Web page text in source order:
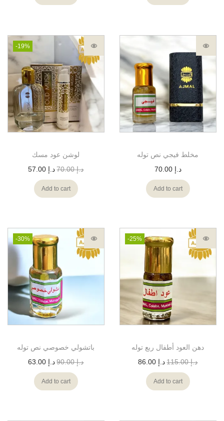
-19%
لوشن عود مسك
د.إ70.00 د.إ
Add to cart
مخلط فيجي نص توله
د.إ 70.00
Add to cart
-30%
باتشولي خصوصي نص توله
د.إ90.00 د.إ
Add to cart
-25%
دهن العود أطفال ربع توله
د.إ115.00 د.إ
Add to cart